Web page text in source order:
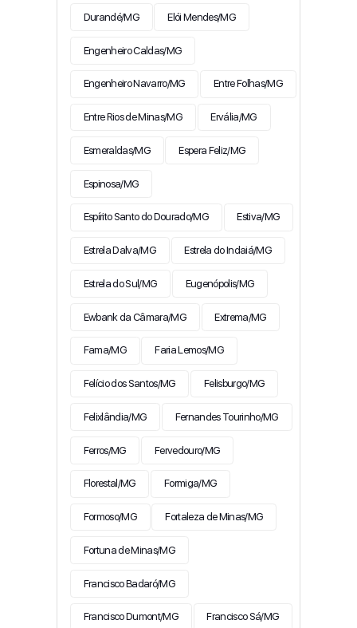
Durandé/MG Elói Mendes/MG
Engenheiro Caldas/MG
Engenheiro Navarro/MG Entre Folhas/MG
Entre Rios de Minas/MG Ervália/MG
Esmeraldas/MG Espera Feliz/MG
Espinosa/MG
Espírito Santo do Dourado/MG Estiva/MG
Estrela Dalva/MG Estrela do Indaiá/MG
Estrela do Sul/MG Eugenópolis/MG
Ewbank da Câmara/MG Extrema/MG
Fama/MG Faria Lemos/MG
Felício dos Santos/MG Felisburgo/MG
Felixlândia/MG Fernandes Tourinho/MG
Ferros/MG Fervedouro/MG
Florestal/MG Formiga/MG
Formoso/MG Fortaleza de Minas/MG
Fortuna de Minas/MG
Francisco Badaró/MG
Francisco Dumont/MG Francisco Sá/MG